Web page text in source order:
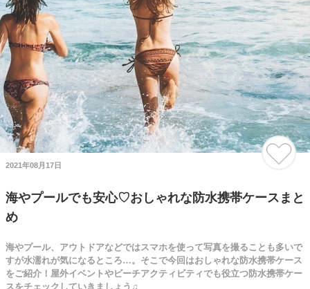
2021年08月17日
海やプールでも安心♡おしゃれな防水携帯ケースまと
め
海やプール、アウトドアなどではスマホを使って写真を撮ることも多いで
すが水濡れが気になるところ…。そこで今回はおしゃれな防水携帯ケース
をご紹介！屋外イベントやビーチアクティビティでも役立つ防水携帯ケー
スをチェックしていきましょう♫